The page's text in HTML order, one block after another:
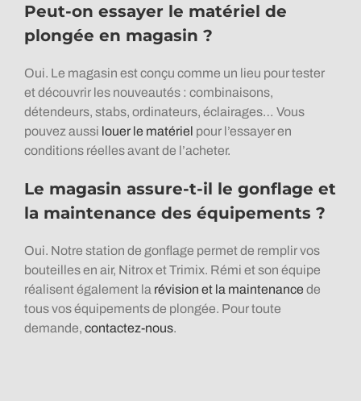
Peut-on essayer le matériel de
plongée en magasin ?
Oui. Le magasin est conçu comme un lieu pour tester
et découvrir les nouveautés : combinaisons,
détendeurs, stabs, ordinateurs, éclairages… Vous
pouvez aussi louer le matériel pour l’essayer en
conditions réelles avant de l’acheter.
Le magasin assure-t-il le gonflage et
la maintenance des équipements ?
Oui. Notre station de gonflage permet de remplir vos
bouteilles en air, Nitrox et Trimix. Rémi et son équipe
réalisent également la révision et la maintenance de
tous vos équipements de plongée. Pour toute
demande, contactez-nous.